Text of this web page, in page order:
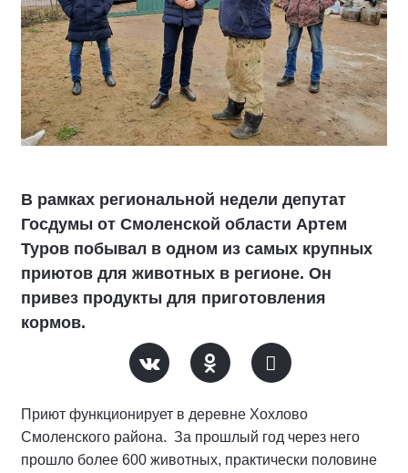
В рамках региональной недели депутат
Госдумы от Смоленской области Артем
Туров побывал в одном из самых крупных
приютов для животных в регионе. Он
привез продукты для приготовления
кормов.
Приют функционирует в деревне Хохлово
Смоленского района. За прошлый год через него
прошло более 600 животных, практически половине